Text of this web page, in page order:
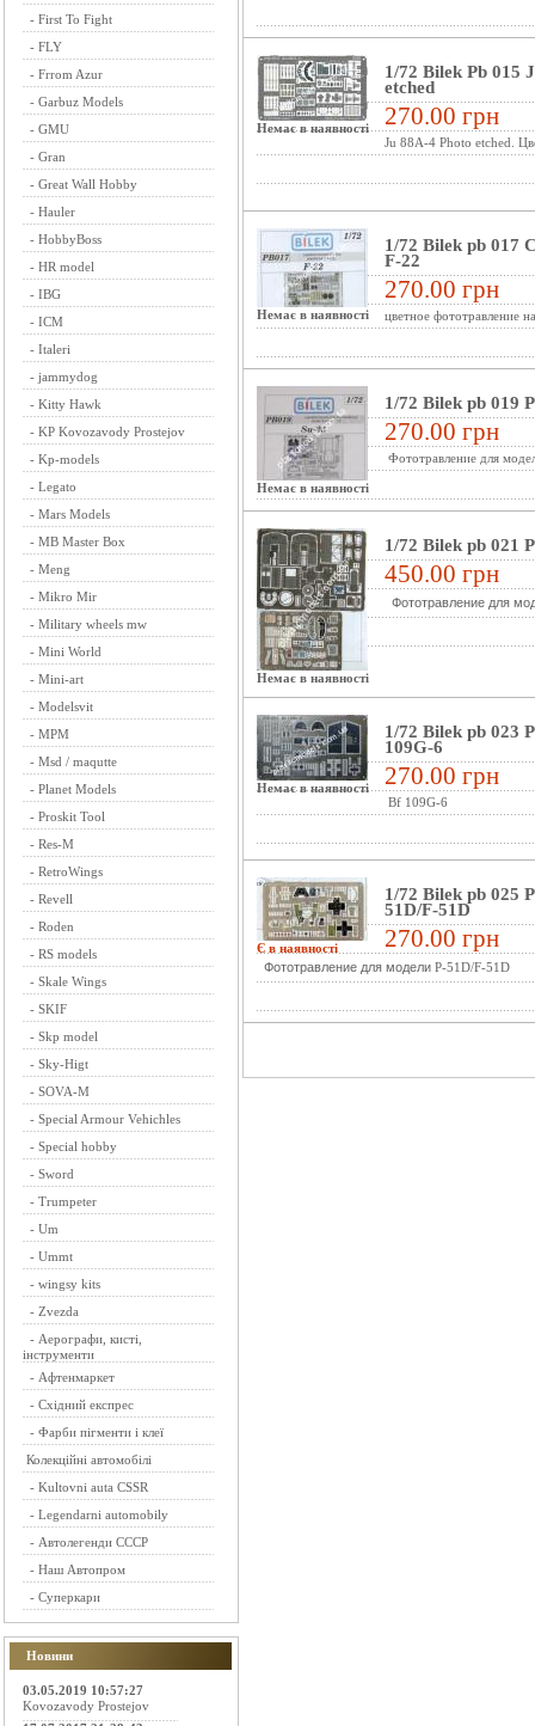
- First To Fight
- FLY
- Frrom Azur
- Garbuz Models
- GMU
- Gran
- Great Wall Hobby
- Hauler
- HobbyBoss
- HR model
- IBG
- ICM
- Italeri
- jammydog
- Kitty Hawk
- KP Kovozavody Prostejov
- Kp-models
- Legato
- Mars Models
- MB Master Box
- Meng
- Mikro Mir
- Military wheels mw
- Mini World
- Mini-art
- Modelsvit
- MPM
- Msd / maqutte
- Planet Models
- Proskit Tool
- Res-M
- RetroWings
- Revell
- Roden
- RS models
- Skale Wings
- SKIF
- Skp model
- Sky-Higt
- SOVA-M
- Special Armour Vehichles
- Special hobby
- Sword
- Trumpeter
- Um
- Ummt
- wingsy kits
- Zvezda
- Аерографи, кисті,
інструменти
- Афтенмаркет
- Східний експрес
- Фарби пігменти і клеї
Колекційні автомобілі
- Kultovni auta CSSR
- Legendarni automobily
- Автолегенди СССР
- Наш Автопром
- Суперкари
Новини
03.05.2019 10:57:27
Kovozavody Prostejov
Немає в наявності
1/72 Bilek Pb 015
etched
270.00 грн
Ju 88A-4 Photo etched.
Немає в наявності
1/72 Bilek pb 017
F-22
270.00 грн
цветное фототравление
Немає в наявності
1/72 Bilek pb 019
270.00 грн
Фототравление для
Немає в наявності
1/72 Bilek pb 021
450.00 грн
Фототравление для
Немає в наявності
1/72 Bilek pb 023
109G-6
270.00 грн
Bf 109G-6
Є в наявності
1/72 Bilek pb 025
51D/F-51D
270.00 грн
Фототравление для модели P-51D/F-51D